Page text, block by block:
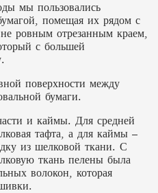
мы пользовались
помещая их рядом с
ровным отрезанным краем,
с большей
поверхности между
бумаги.
и каймы. Для средней
тафта, а для каймы –
из шелковой ткани. С
ткань пелены была
волокон, которая